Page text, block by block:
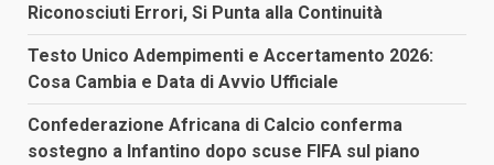
Riconosciuti Errori, Si Punta alla Continuità
Testo Unico Adempimenti e Accertamento 2026:
Cosa Cambia e Data di Avvio Ufficiale
Confederazione Africana di Calcio conferma
sostegno a Infantino dopo scuse FIFA sul piano